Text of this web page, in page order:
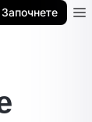
Започнете